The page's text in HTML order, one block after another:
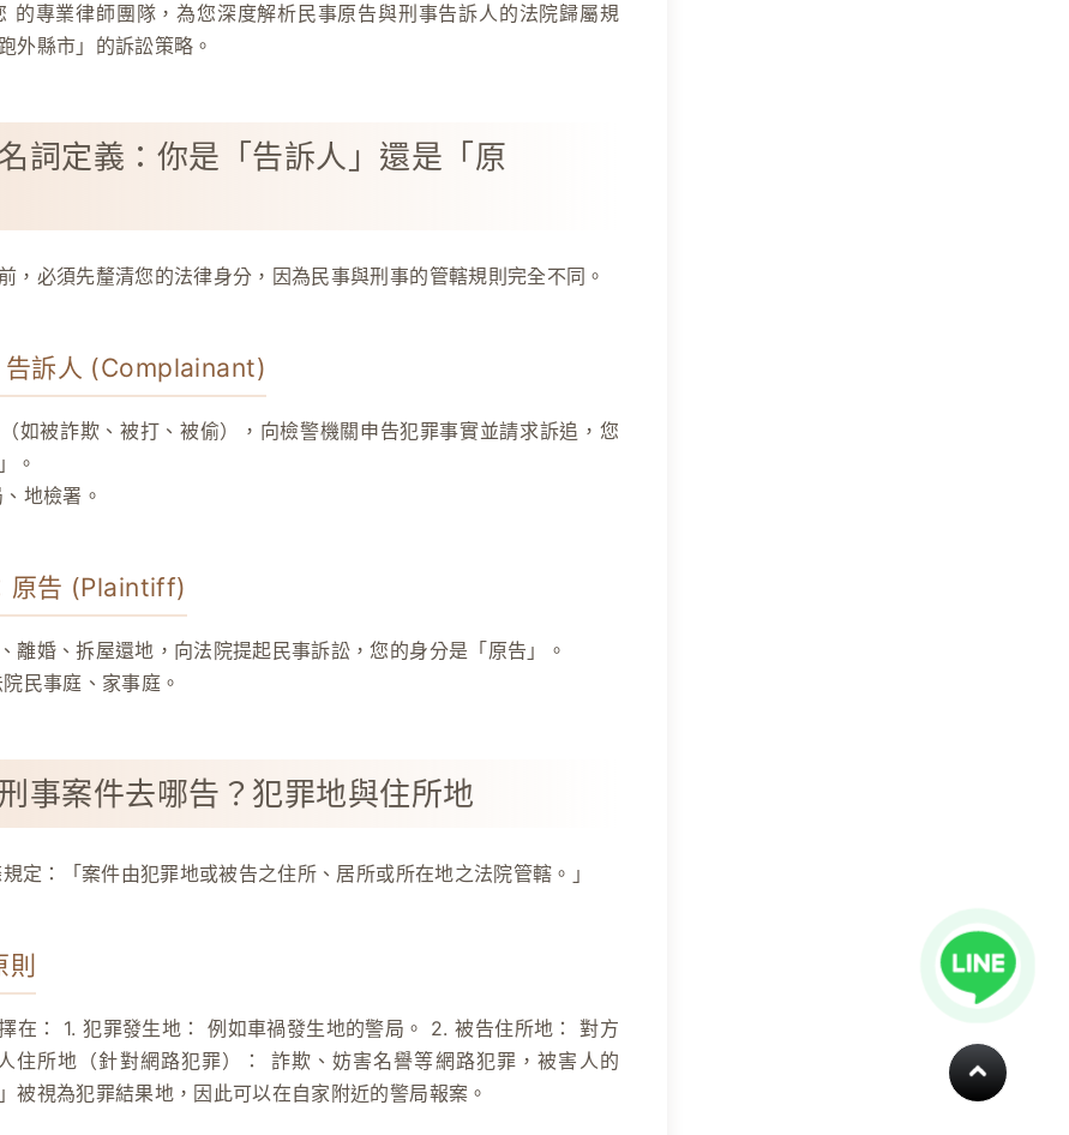
的專業律師團隊，為您深度解析民事原告與刑事告訴人的法院歸屬規
外縣市」的訴訟策略。
詞定義：你是「告訴人」還是「原
，必須先釐清您的法律身分，因為民事與刑事的管轄規則完全不同。
告訴人 (Complainant)
如被詐欺、被打、被偷），向檢警機關申告犯罪事實並請求訴追，您
。
地檢署。
原告 (Plaintiff)
離婚、拆屋還地，向法院提起民事訴訟，您的身分是「原告」。
民事庭、家事庭。
事案件去哪告？犯罪地與住所地
定：「案件由犯罪地或被告之住所、居所或所在地之法院管轄。」
在： 1.犯罪發生地： 例如車禍發生地的警局。 2.被告住所地：
對方
住所地（針對網路犯罪）：
詐欺、妨害名譽等網路犯罪，被害人的
被視為犯罪結果地，因此可以在自家附近的警局報案。